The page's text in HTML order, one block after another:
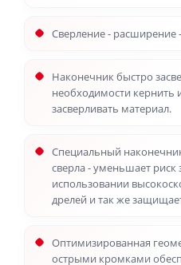
Сверление - расширение
Наконечник быстро
необходимости кернить
засверливать материал.
Специальный
сверла - уменьшает риск
использовании
дрелей и так же
Оптимизированная
острыми кромками